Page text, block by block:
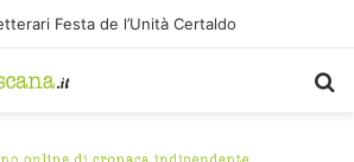
Festa de l’Unità Certaldo